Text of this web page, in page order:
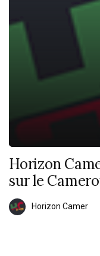
Horizon
sur le
Horizon Camer